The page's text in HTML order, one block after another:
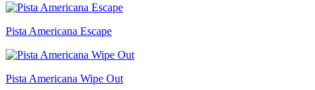
Pista Americana Escape
Pista Americana Wipe Out